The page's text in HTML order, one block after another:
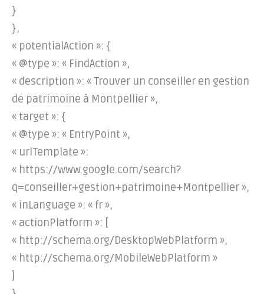
}
},
« potentialAction »: {
« @type »: « FindAction »,
« description »: « Trouver un conseiller en gestion
de patrimoine à Montpellier »,
« target »: {
« @type »: « EntryPoint »,
« urlTemplate »:
« https://www.google.com/search?
q=conseiller+gestion+patrimoine+Montpellier »,
« inLanguage »: « fr »,
« actionPlatform »: [
« http://schema.org/DesktopWebPlatform »,
« http://schema.org/MobileWebPlatform »
]